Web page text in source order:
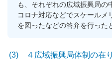
も、それぞれの広域振興局の
コロナ対応などでスケールメ
を図ったなどの答弁を行った
(3) ４広域振興局体制の在